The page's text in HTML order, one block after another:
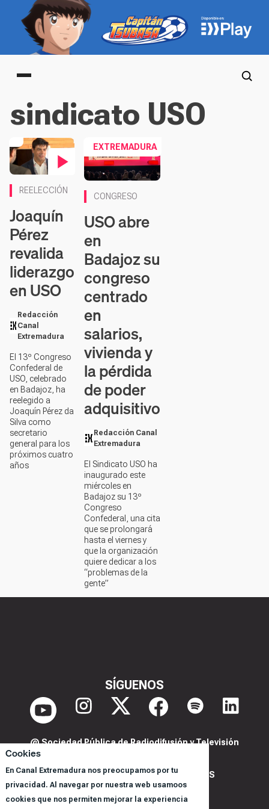
Cookies
En Canal Extremadura nos preocupamos por tu
privacidad. Al navegar por nuestra web usamoos
cookies que nos permiten mejorar la experiencia
Main menu
sindicato USO
Contenido en vídeo
REELECCIÓN
Joaquín
Pérez
revalida
liderazgo
en USO
Redacción
Canal
Extremadura
El 13º Congreso
Confederal de
USO, celebrado
en Badajoz, ha
reelegido a
Joaquín Pérez da
Silva como
secretario
general para los
próximos cuatro
años
EXTREMADURA
CONGRESO
USO abre
en
Badajoz su
congreso
centrado
en
salarios,
vivienda y
la pérdida
de poder
adquisitivo
Redacción Canal
Extremadura
El Sindicato USO ha
inaugurado este
miércoles en
Badajoz su 13º
Congreso
Confederal, una cita
que se prolongará
hasta el viernes y
que la organización
quiere dedicar a los
“problemas de la
gente”
SÍGUENOS
@ Sociedad Pública de Radiodifusión y Televisión
POLITICA DE PRIVACIDAD Y COOKIES